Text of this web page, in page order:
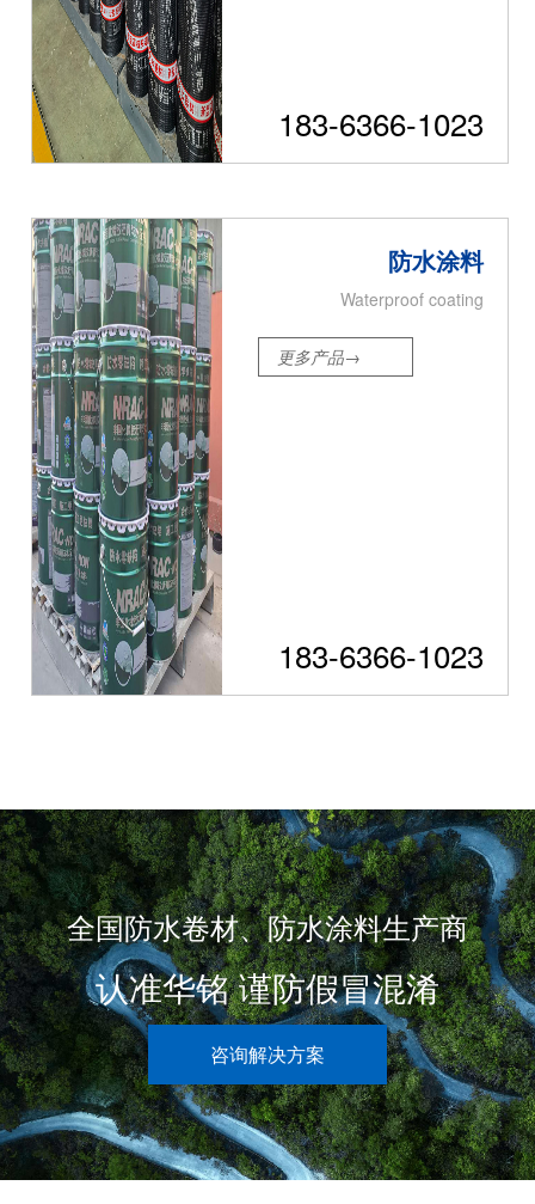
183-6366-1023
183-6366-1023
防水涂料
Waterproof coating
更多产品→
全国防水卷材、防水涂料生产商
认准华铭 谨防假冒混淆
咨询解决方案